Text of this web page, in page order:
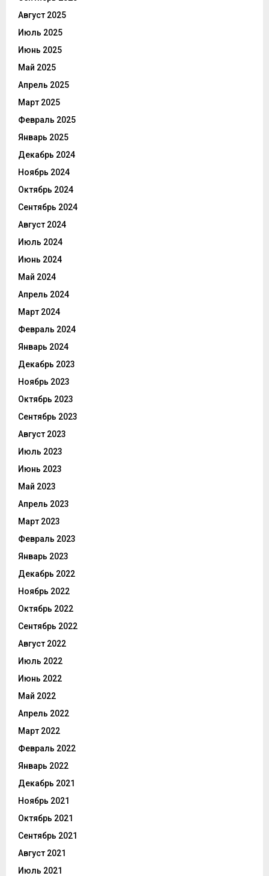
Август 2025
Июль 2025
Июнь 2025
Май 2025
Апрель 2025
Март 2025
Февраль 2025
Январь 2025
Декабрь 2024
Ноябрь 2024
Октябрь 2024
Сентябрь 2024
Август 2024
Июль 2024
Июнь 2024
Май 2024
Апрель 2024
Март 2024
Февраль 2024
Январь 2024
Декабрь 2023
Ноябрь 2023
Октябрь 2023
Сентябрь 2023
Август 2023
Июль 2023
Июнь 2023
Май 2023
Апрель 2023
Март 2023
Февраль 2023
Январь 2023
Декабрь 2022
Ноябрь 2022
Октябрь 2022
Сентябрь 2022
Август 2022
Июль 2022
Июнь 2022
Май 2022
Апрель 2022
Март 2022
Февраль 2022
Январь 2022
Декабрь 2021
Ноябрь 2021
Октябрь 2021
Сентябрь 2021
Август 2021
Июль 2021